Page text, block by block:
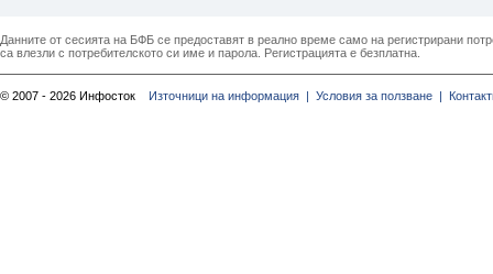
Данните от сесията на БФБ се предоставят в реално време само на регистрирани
са влезли с потребителското си име и парола. Регистрацията е безплатна.
© 2007 - 2026 Инфосток Източници на информация | Условия за ползване |